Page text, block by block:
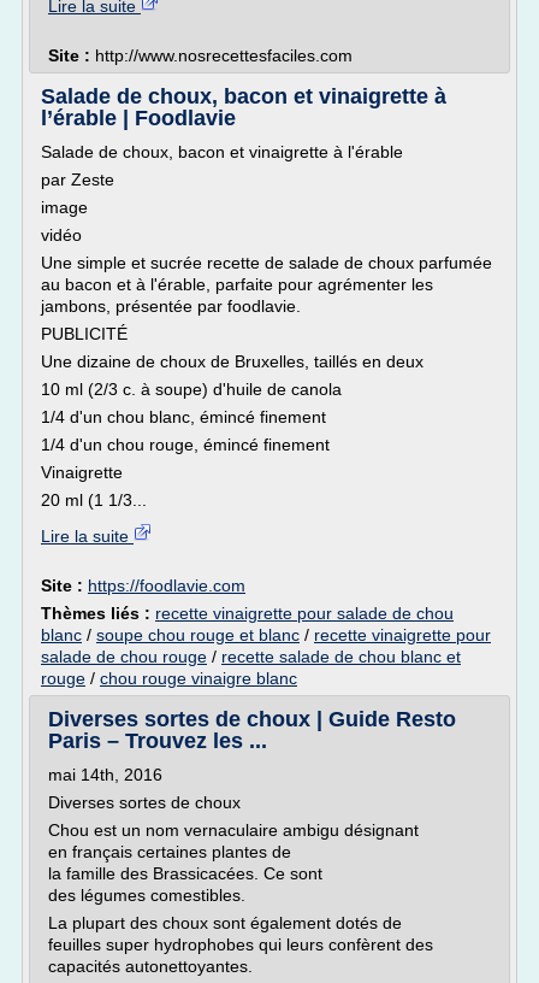
Lire la suite
Site : http://www.nosrecettesfaciles.com
Salade de choux, bacon et vinaigrette à
l’érable | Foodlavie
Salade de choux, bacon et vinaigrette à l'érable
par Zeste
image
vidéo
Une simple et sucrée recette de salade de choux parfumée
au bacon et à l'érable, parfaite pour agrémenter les
jambons, présentée par foodlavie.
PUBLICITÉ
Une dizaine de choux de Bruxelles, taillés en deux
10 ml (2/3 c. à soupe) d'huile de canola
1/4 d'un chou blanc, émincé finement
1/4 d'un chou rouge, émincé finement
Vinaigrette
20 ml (1 1/3...
Lire la suite
Site : https://foodlavie.com
Thèmes liés : recette vinaigrette pour salade de chou
blanc / soupe chou rouge et blanc / recette vinaigrette pour
salade de chou rouge / recette salade de chou blanc et
rouge / chou rouge vinaigre blanc
Diverses sortes de choux | Guide Resto
Paris – Trouvez les ...
mai 14th, 2016
Diverses sortes de choux
Chou est un nom vernaculaire ambigu désignant
en français certaines plantes de
la famille des Brassicacées. Ce sont
des légumes comestibles.
La plupart des choux sont également dotés de
feuilles super hydrophobes qui leurs confèrent des
capacités autonettoyantes.